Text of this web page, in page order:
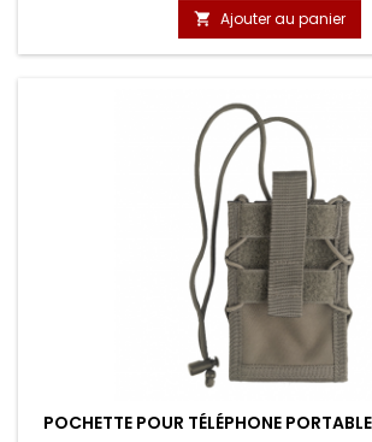
 Ajouter au panier
POCHETTE POUR TÉLÉPHONE